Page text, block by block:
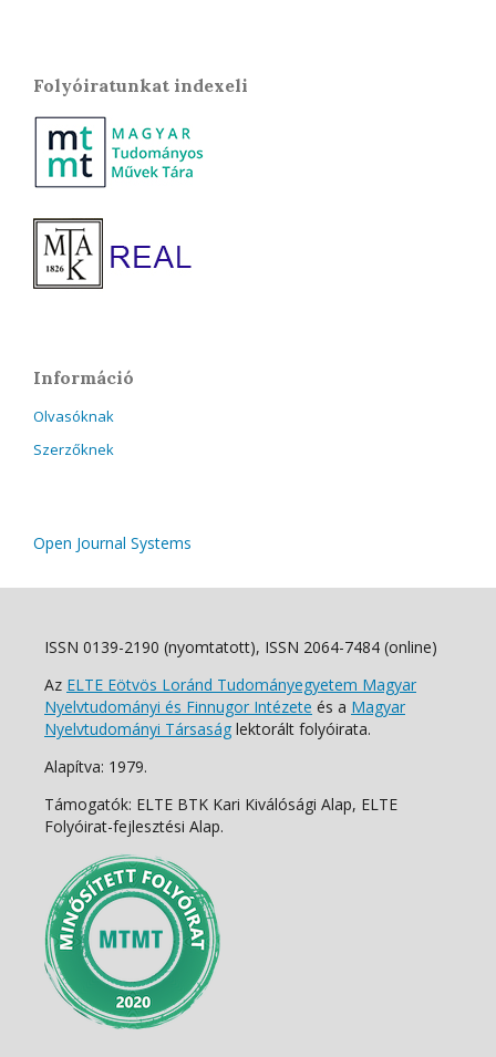
Folyóiratunkat indexeli
Információ
Olvasóknak
Szerzőknek
Open Journal Systems
ISSN 0139-2190 (nyomtatott), ISSN 2064-7484 (online)
Az ELTE Eötvös Loránd Tudományegyetem Magyar
Nyelvtudományi és Finnugor Intézete és a Magyar
Nyelvtudományi Társaság lektorált folyóirata.
Alapítva: 1979.
Támogatók: ELTE BTK Kari Kiválósági Alap, ELTE
Folyóirat-fejlesztési Alap.